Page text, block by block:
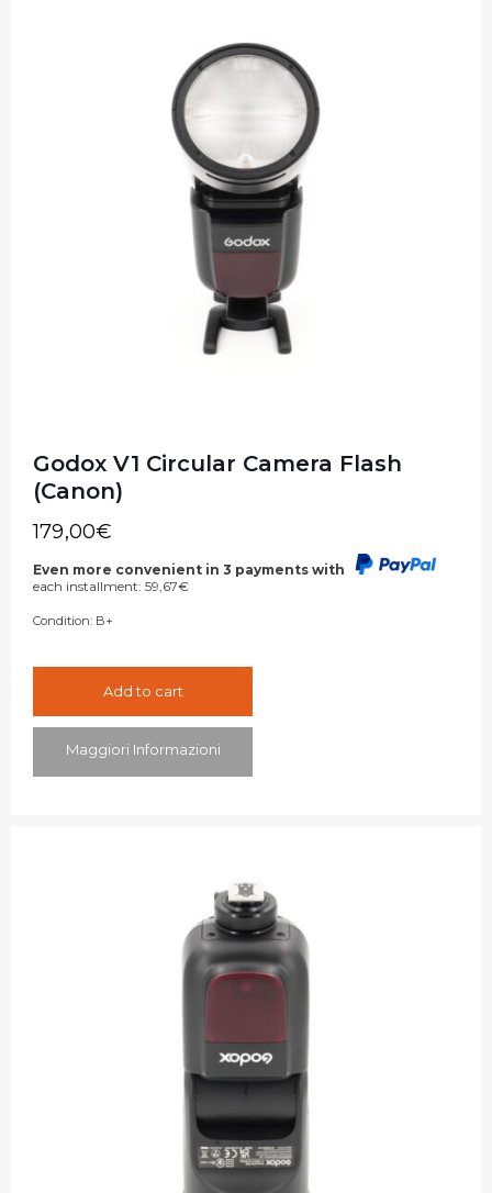
Godox V1 Circular Camera Flash
(Canon)
179,00€
Even more convenient in 3 payments with
each installment: 59,67€
Condition: B+
Add to cart
Maggiori Informazioni